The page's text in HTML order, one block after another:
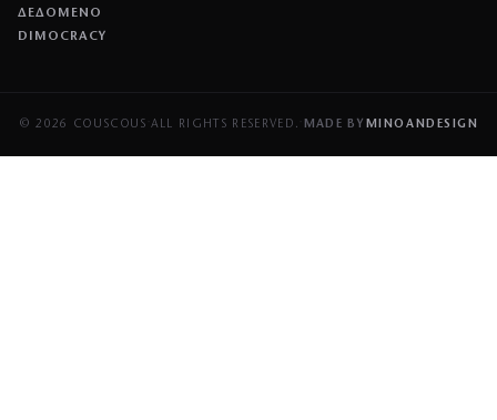
ΔΕΔΟΜΕΝΟ
DIMOCRACY
© 2026 COUSCOUS ALL RIGHTS RESERVED. MADE BY MINOANDESIGN